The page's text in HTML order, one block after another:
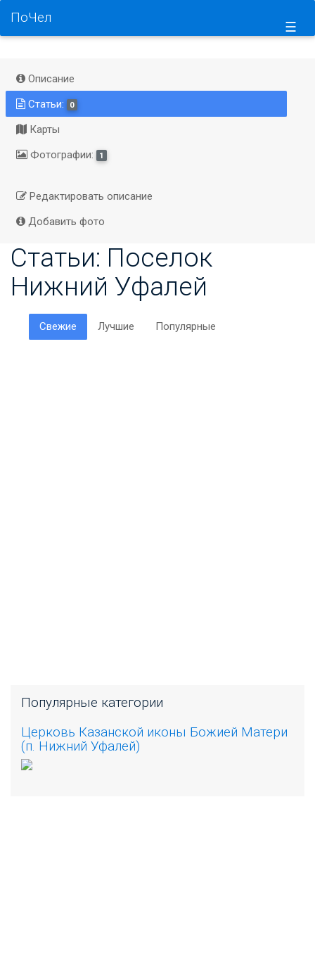
☰
ПоЧел
Описание
Статьи:
0
Карты
Фотографии:
1
Редактировать описание
Добавить фото
Статьи: Поселок
Нижний Уфалей
Свежие Лучшие Популярные
Популярные категории
Церковь Казанской иконы Божией Матери
(п. Нижний Уфалей)